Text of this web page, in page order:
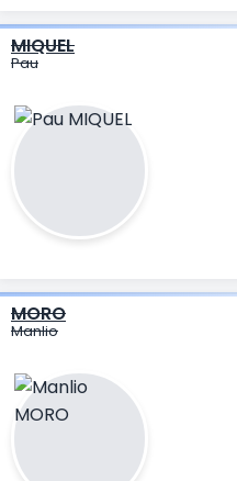
MIQUEL
Pau
MORO
Manlio